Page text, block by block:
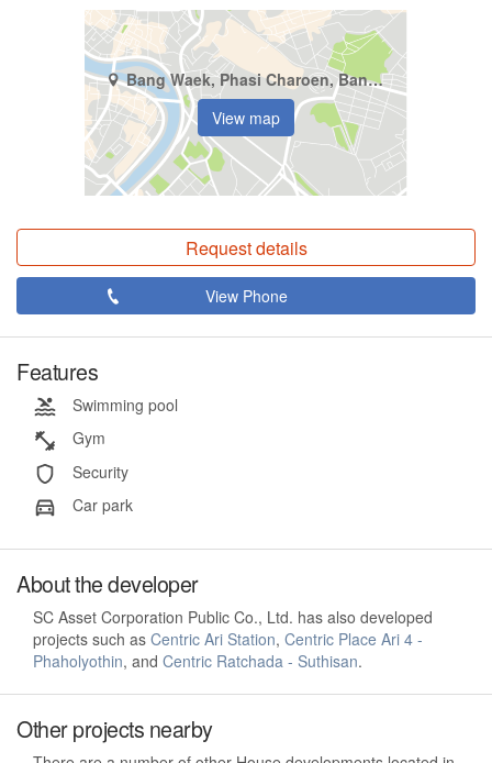
Bang Waek, Phasi Charoen, Bangkok
View map
Request details
View Phone
Features
Swimming pool
Gym
Security
Car park
About the developer
SC Asset Corporation Public Co., Ltd. has also developed
projects such as Centric Ari Station, Centric Place Ari 4 -
Phaholyothin, and Centric Ratchada - Suthisan.
Other projects nearby